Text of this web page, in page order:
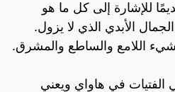
للإشارة إلى كل ما هو
الأبدي الذي لا يزول.
اللامع والساطع والمشرق.
في هاواي ويعني